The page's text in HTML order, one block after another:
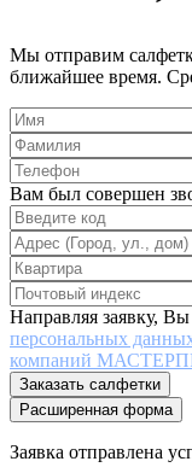
Мы отправим
ближайшее время.
Вам был совершен
Направляя заявку, Вы
персональных
компаний
Заказать салфетки
Расширенная форма
Заявка отправлена